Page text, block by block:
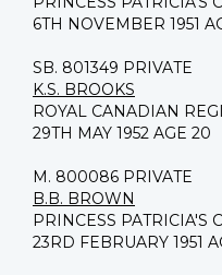
6TH NOVEMBER 1951
SB. 801349 PRIVATE
K.S. BROOKS
ROYAL CANADIAN
29TH MAY 1952 AGE 20
M. 800086 PRIVATE
B.B. BROWN
PRINCESS PATRICIA'S
23RD FEBRUARY 1951